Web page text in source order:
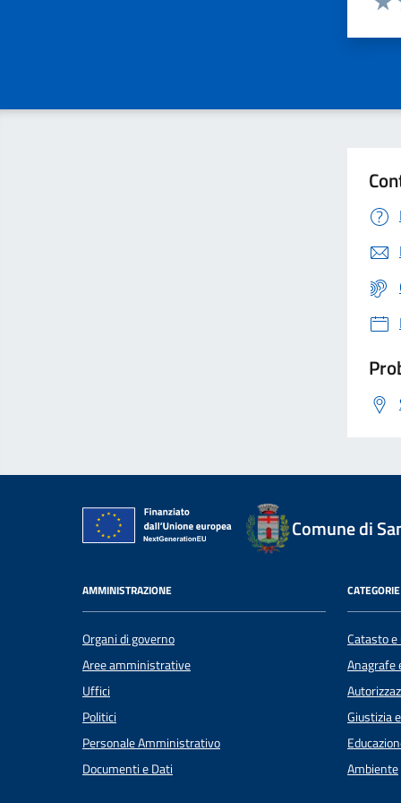
Comune di
AMMINISTRAZIONE
Organi di governo
Aree amministrative
Uffici
Politici
Personale Amministrativo
Documenti e Dati
Catasto
Anagrafe
Giustizia
Ambiente